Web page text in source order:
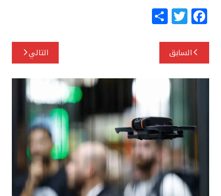
F
a
c
e
b
o
k
T
w
itt
e
r
S
h
تصفّح
المقالات
السابق التالي